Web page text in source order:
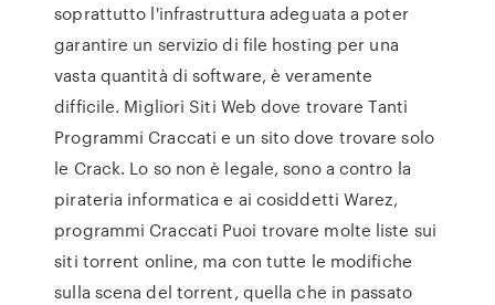
soprattutto l'infrastruttura adeguata a poter
garantire un servizio di file hosting per una
vasta quantità di software, è veramente
difficile. Migliori Siti Web dove trovare Tanti
Programmi Craccati e un sito dove trovare solo
le Crack. Lo so non è legale, sono a contro la
pirateria informatica e ai cosiddetti Warez,
programmi Craccati Puoi trovare molte liste sui
siti torrent online, ma con tutte le modifiche
sulla scena del torrent, quella che in passato